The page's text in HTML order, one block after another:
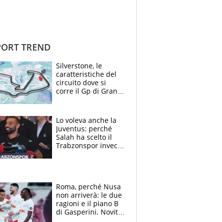
TREND
Silverstone, le
caratteristiche del
circuito dove si
corre il Gp di Gran
Lo voleva anche la
Juventus: perché
Salah ha scelto il
Trabzonspor invece
Roma, perché Nusa
non arriverà: le due
ragioni e il piano B
di Gasperini. Novità